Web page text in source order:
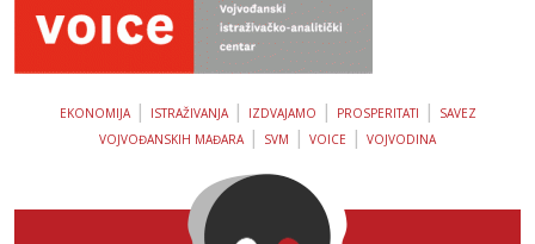
EKONOMIJA| ISTRAŽIVANJA| IZDVAJAMO | PROSPERITATI |
SAVEZ
VOJVOĐANSKIH MAĐARA| SVM | VOICE | VOJVODINA